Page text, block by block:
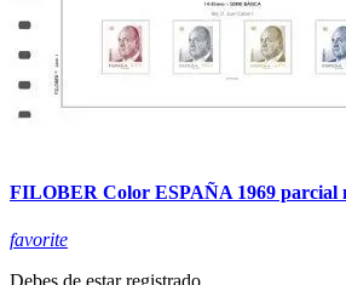
FILOBER Color ESPAÑA 1969 parcial
favorite
Debes de estar registrado